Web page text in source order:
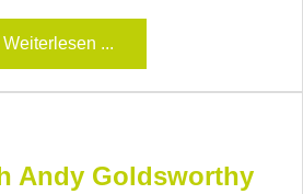
Weiterlesen ...
Andy Goldsworthy